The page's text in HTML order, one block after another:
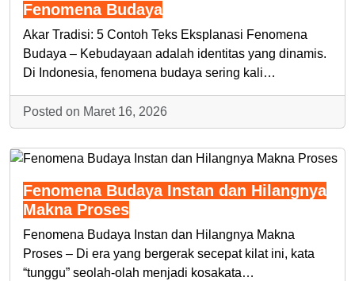
Fenomena Budaya
Akar Tradisi: 5 Contoh Teks Eksplanasi Fenomena
Budaya – Kebudayaan adalah identitas yang dinamis.
Di Indonesia, fenomena budaya sering kali…
Posted on Maret 16, 2026
Fenomena Budaya Instan dan Hilangnya
Makna Proses
Fenomena Budaya Instan dan Hilangnya Makna
Proses – Di era yang bergerak secepat kilat ini, kata
“tunggu” seolah-olah menjadi kosakata…